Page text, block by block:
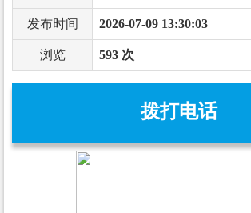
发布时间 2026-07-09 13:30:03
浏览 593 次
拨打电话